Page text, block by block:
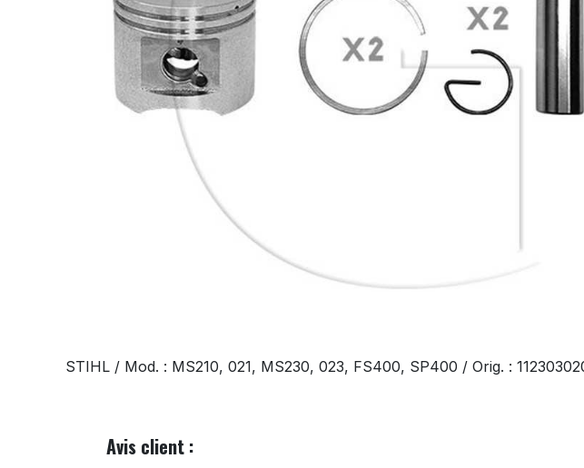
STIHL / Mod. : MS210, 021, MS230, 023, FS400, SP400 / Orig. :
Avis client :